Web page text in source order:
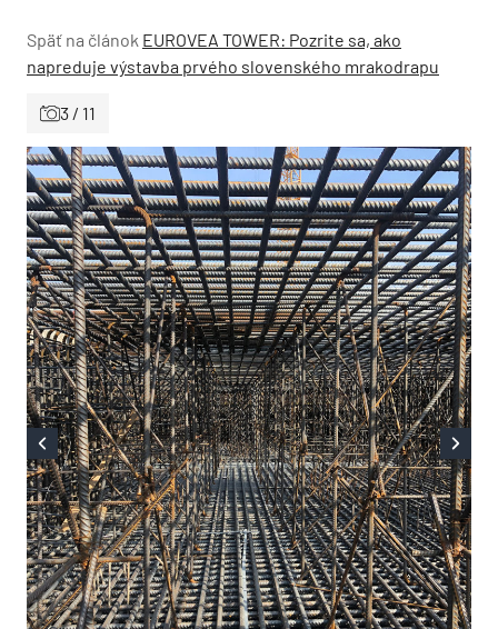
Späť na článok EUROVEA TOWER: Pozrite sa, ako
napreduje výstavba prvého slovenského mrakodrapu
3 / 11